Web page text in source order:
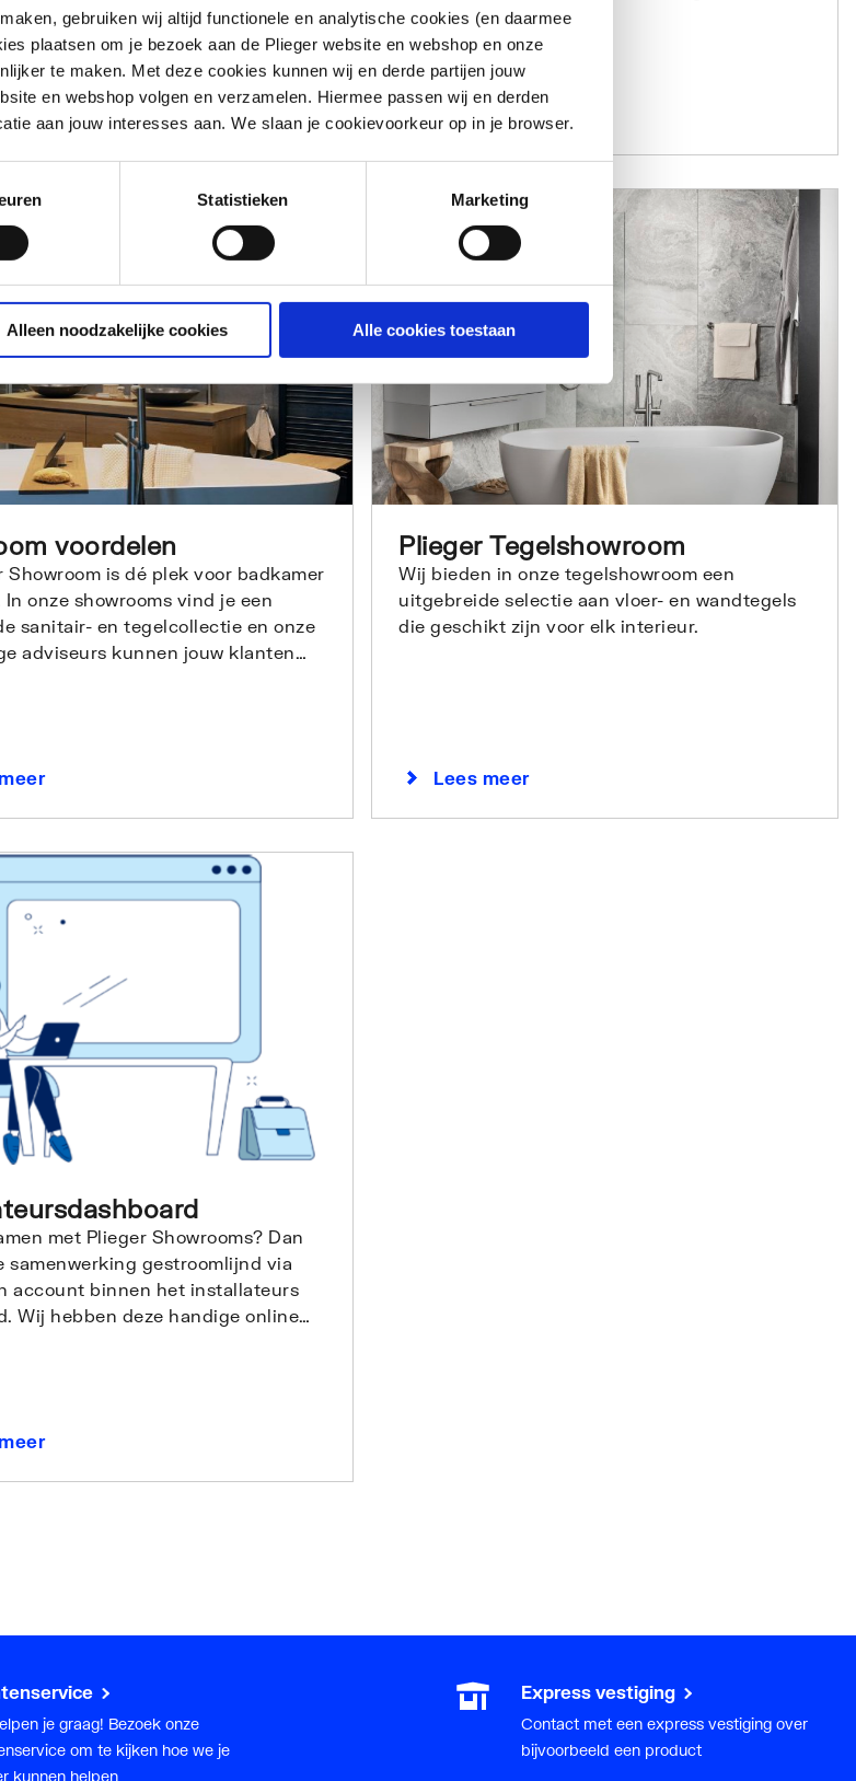
gebruiken wij altijd functionele en analytische cookies (en daarmee
plaatsen om je bezoek aan de Plieger website en webshop en onze
te maken. Met deze cookies kunnen wij en derde partijen jouw
en webshop volgen en verzamelen. Hiermee passen wij en derden
aan jouw interesses aan. We slaan je cookievoorkeur op in je browser.
Statistieken Marketing
Alleen noodzakelijke cookies Alle cookies toestaan
en bestellingen te plaatsen in
systeem.
eigenschappen als installateur afvinken en
ben je op zoek naar nieuwe klussen?
Lees meer
voordelen
Showroom is dé plek voor badkamer
onze showrooms vind je een
sanitair- en tegelcollectie en onze
adviseurs kunnen jouw klanten
Plieger Tegelshowroom
Wij bieden in onze tegelshowroom een
uitgebreide selectie aan vloer- en wandtegels
die geschikt zijn voor elk interieur.
Lees meer
met Plieger Showrooms? Dan
samenwerking gestroomlijnd via
account binnen het installateurs
Wij hebben deze handige online
je graag! Bezoek onze
om te kijken hoe we je
kunnen helpen
Express vestiging
Contact met een express vestiging over
bijvoorbeeld een product